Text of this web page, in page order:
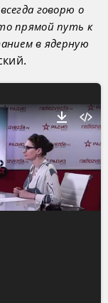
говорю о
прямой путь к
в ядерную